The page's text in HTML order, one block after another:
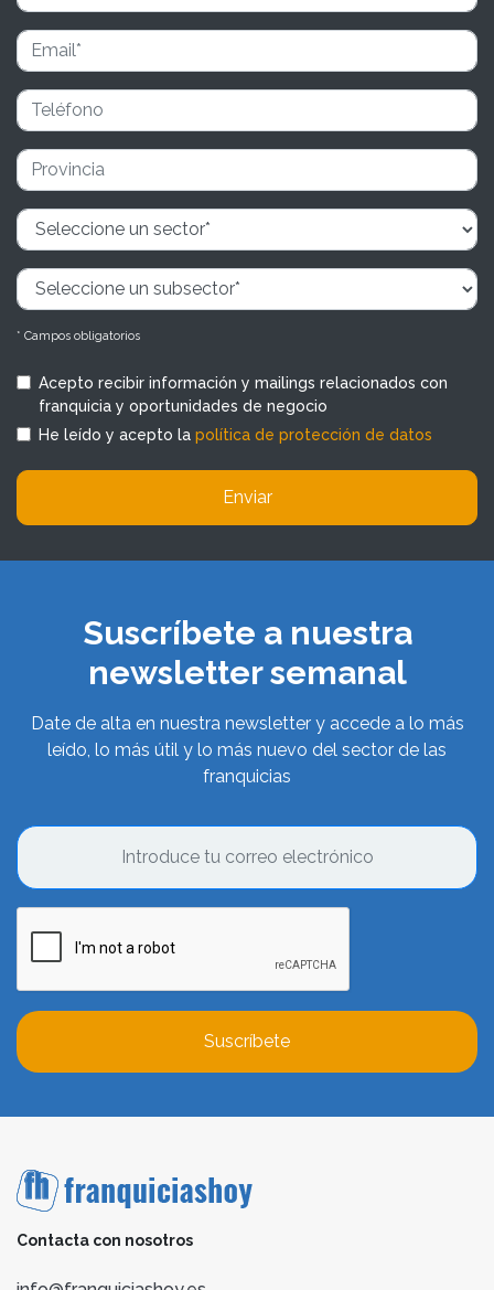
* Campos obligatorios
Acepto recibir información y mailings relacionados con
franquicia y oportunidades de negocio
He leído y acepto la política de protección de datos
Enviar
Suscríbete a nuestra
newsletter semanal
Date de alta en nuestra newsletter y accede a lo más
leído, lo más útil y lo más nuevo del sector de las
franquicias
Suscríbete
Contacta con nosotros